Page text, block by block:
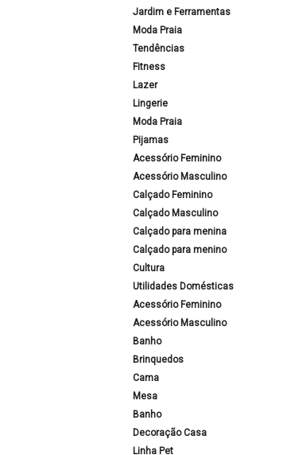
Jardim e Ferramentas
Moda Praia
Tendências
Fitness
Lazer
Lingerie
Moda Praia
Pijamas
Acessório Feminino
Acessório Masculino
Calçado Feminino
Calçado Masculino
Calçado para menina
Calçado para menino
Cultura
Utilidades Domésticas
Acessório Feminino
Acessório Masculino
Banho
Brinquedos
Cama
Mesa
Banho
Decoração Casa
Linha Pet